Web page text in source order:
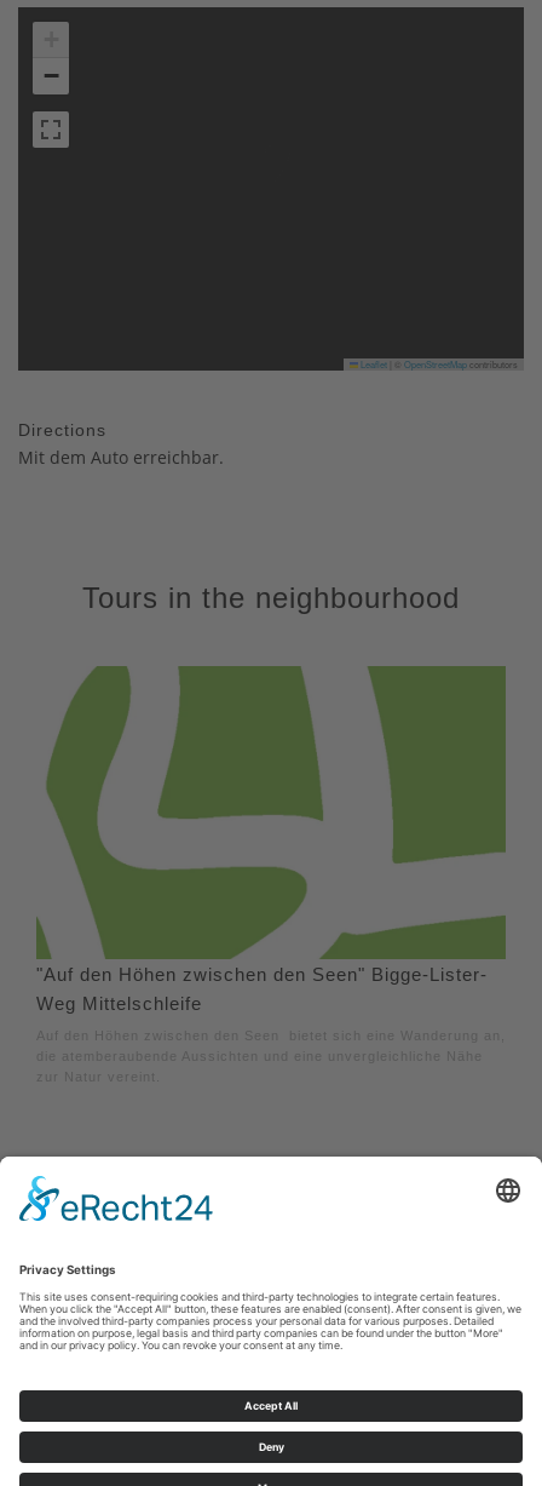
−
Leaflet OpenStreetMapcontributors
Directions
Mit dem Auto erreichbar.
Tours in the neighbourhood
"Auf den Höhen zwischen den Seen" Bigge-Lister-
Weg Mittelschleife
Auf den Höhen zwischen den Seen bietet sich eine Wanderung an,
die atemberaubende Aussichten und eine unvergleichliche Nähe
zur Natur vereint.
Afdruk| Privacybeleid|Verklaring van toegankelijkheid |Neem
contact met ons op
E: info@sauerland.com
Cookie-Einstellungen